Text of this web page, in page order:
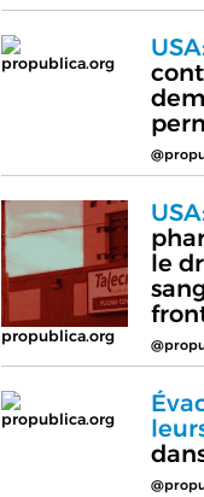
propublica.org
propublica.org
le
propublica.org